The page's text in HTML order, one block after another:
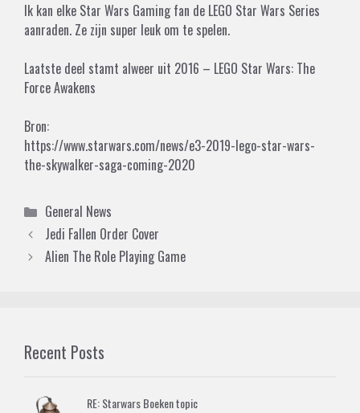
Ik kan elke Star Wars Gaming fan de LEGO Star Wars Series
aanraden. Ze zijn super leuk om te spelen.
Laatste deel stamt alweer uit 2016 – LEGO Star Wars: The
Force Awakens
Bron:
https://www.starwars.com/news/e3-2019-lego-star-wars-
the-skywalker-saga-coming-2020
Categories
General News
Jedi Fallen Order Cover
Alien The Role Playing Game
Recent Posts
RE: Starwars Boeken topic